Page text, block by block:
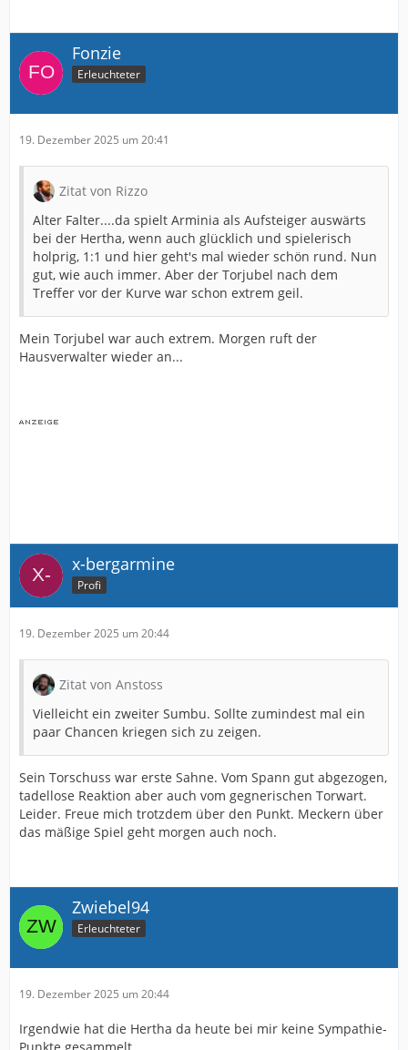
Fonzie
Erleuchteter
19. Dezember 2025 um 20:41
Zitat von Rizzo
Alter Falter....da spielt Arminia als Aufsteiger auswärts
bei der Hertha, wenn auch glücklich und spielerisch
holprig, 1:1 und hier geht's mal wieder schön rund. Nun
gut, wie auch immer. Aber der Torjubel nach dem
Treffer vor der Kurve war schon extrem geil.
Mein Torjubel war auch extrem. Morgen ruft der
Hausverwalter wieder an...
x-bergarmine
Profi
19. Dezember 2025 um 20:44
Zitat von Anstoss
Vielleicht ein zweiter Sumbu. Sollte zumindest mal ein
paar Chancen kriegen sich zu zeigen.
Sein Torschuss war erste Sahne. Vom Spann gut abgezogen,
tadellose Reaktion aber auch vom gegnerischen Torwart.
Leider. Freue mich trotzdem über den Punkt. Meckern über
das mäßige Spiel geht morgen auch noch.
Zwiebel94
Erleuchteter
19. Dezember 2025 um 20:44
Irgendwie hat die Hertha da heute bei mir keine Sympathie-
Punkte gesammelt...